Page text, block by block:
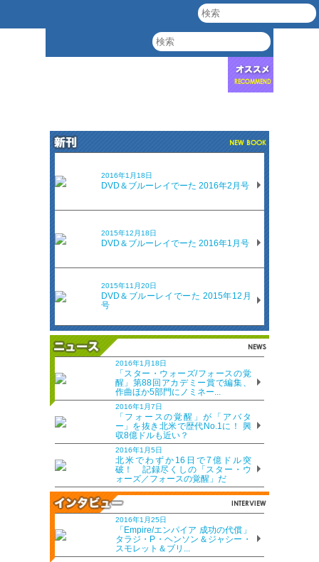
2016年1月18日
DVD＆ブルーレイでーた 2016年2月号
2015年12月18日
DVD＆ブルーレイでーた 2016年1月号
2015年11月20日
DVD＆ブルーレイでーた 2015年12月
号
2016年1月18日
「スター・ウォーズ/フォースの覚
醒」第88回アカデミー賞で編集、
作曲ほか5部門にノミネー...
2016年1月7日
「フォースの覚醒」が「アバタ
ー」を抜き北米で歴代No.1に！ 興
収8億ドルも近い？
2016年1月5日
北米でわずか16日で7億ドル突
破！ 記録尽くしの「スター・ウ
ォーズ／フォースの覚醒」だ
2016年1月25日
「Empire/エンパイア 成功の代償」
タラジ・P・ヘンソン＆ジャシー・
スモレット＆ブリ...